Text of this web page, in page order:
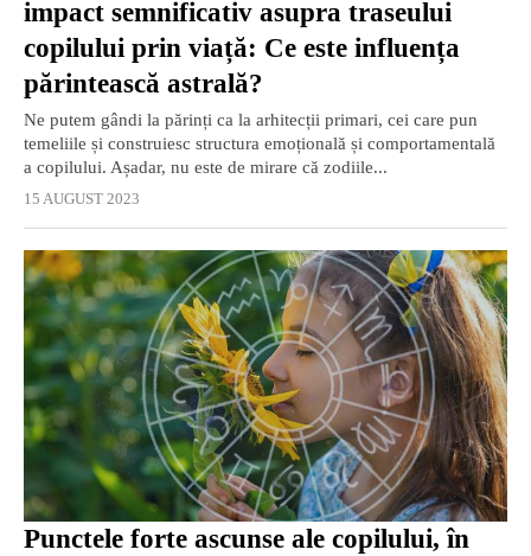
impact semnificativ asupra traseului
copilului prin viață: Ce este influența
părintească astrală?
Ne putem gândi la părinți ca la arhitecții primari, cei care pun
temeliile și construiesc structura emoțională și comportamentală
a copilului. Așadar, nu este de mirare că zodiile...
15 AUGUST 2023
Punctele forte ascunse ale copilului, în